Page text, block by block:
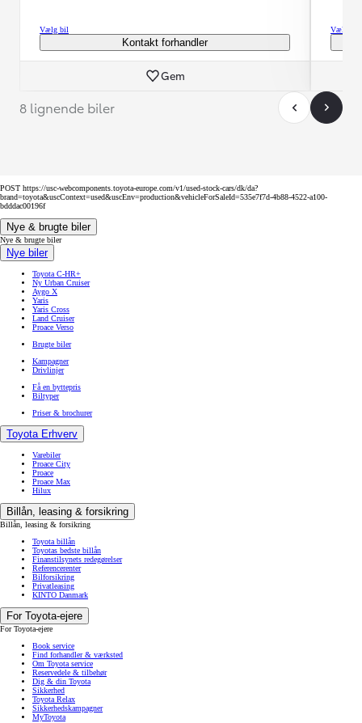
Vælg bil
Kontakt forhandler
Gem
Vælg bil
8 lignende biler
POST https://usc-webcomponents.toyota-europe.com/v1/used-stock-cars/dk/da?
brand=toyota&uscContext=used&uscEnv=production&vehicleForSaleId=535e7f7d-4b88-4522-a100-
bdddac00196f
Nye & brugte biler
Nye & brugte biler
Nye biler
Toyota C-HR+
Ny Urban Cruiser
Aygo X
Yaris
Yaris Cross
Land Cruiser
Proace Verso
Brugte biler
Kampagner
Drivlinjer
Få en byttepris
Biltyper
Priser & brochurer
Toyota Erhverv
Varebiler
Proace City
Proace
Proace Max
Hilux
Billån, leasing & forsikring
Billån, leasing & forsikring
Toyota billån
Toyotas bedste billån
Finanstilsynets redegørelser
Referencerenter
Bilforsikring
Privatleasing
KINTO Danmark
For Toyota-ejere
For Toyota-ejere
Book service
Find forhandler & værksted
Om Toyota service
Reservedele & tilbehør
Dig & din Toyota
Sikkerhed
Toyota Relax
Sikkerhedskampagner
MyToyota